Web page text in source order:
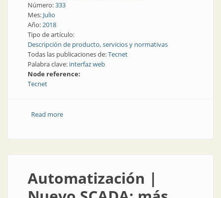
Número:333
Mes: Julio
Año:2018
Tipo de artículo:
Descripción de producto, servicios y normativas
Todas las publicaciones de:Tecnet
Palabra clave: interfaz web
Node reference:
Tecnet
Read moreabout Automatización | Nueva versión de interfaz
Automatización |